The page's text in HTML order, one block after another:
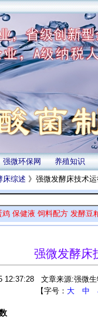
强微环保网 养殖知识
床综述 》强微发酵床技术
鸡 保健液 饲料配方 发酵豆
强微发酵床
12:37:28 文章来源:强微
【字号： 大 中